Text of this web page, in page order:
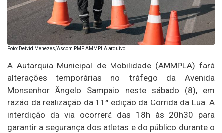
Foto: Deivid Menezes/Ascom PMP AMMPLA arquivo
A Autarquia Municipal de Mobilidade (AMMPLA) fará
alterações temporárias no tráfego da Avenida
Monsenhor Ângelo Sampaio neste sábado (8), em
razão da realização da 11ª edição da Corrida da Lua. A
interdição da via ocorrerá das 18h às 20h30 para
garantir a segurança dos atletas e do público durante o